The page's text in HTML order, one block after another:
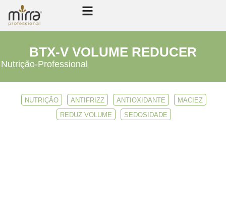
BTX-V VOLUME REDUCER
Nutrição-Professional
NUTRIÇÃO ANTIFRIZZ ANTIOXIDANTE
MACIEZ
REDUZ VOLUME
SEDOSIDADE